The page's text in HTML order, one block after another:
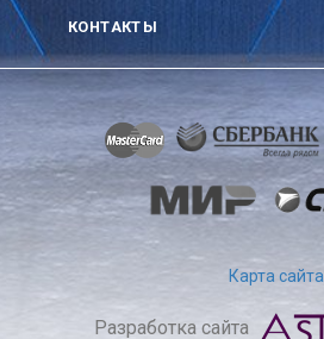
КОНТАКТЫ
Карта сайта
Разработка сайта